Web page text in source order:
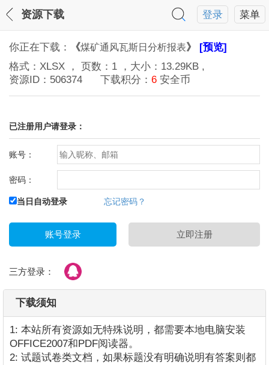
菜单
登录
资源下载
你正在下载： 《煤矿通风瓦斯日分析报表》 [预览]
格式： XLSX ， 页数： 1 ，大小： 13.29KB ,
资源ID： 506374 下载积分： 6 安全币
已注册用户请登录：
账号：
密码：
当日自动登录 忘记密码？
三方登录：
下载须知
1: 本站所有资源如无特殊说明，都需要本地电脑安装
OFFICE2007和PDF阅读器。
2: 试题试卷类文档，如果标题没有明确说明有答案则都